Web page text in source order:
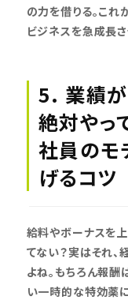
の力を借りる。これ
ビジネスを急成長
5. 業績
絶対やっ
社員のモ
げるコツ
給料やボーナスを
てない？実はそれ
よね。もちろん報酬
い一時的な特効薬